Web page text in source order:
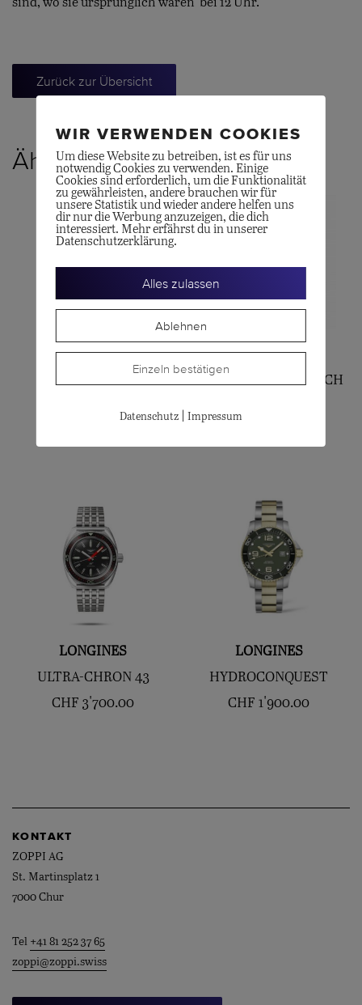
sind, wo sie ursprünglich waren  bei 12 Uhr.
Zurück zur Übersicht
Ähnliche Produkte
RADO
LONGINES
LEGEND DIVER WATCH
LONGINES
ULTRA-CHRON 43
CHF 3'700.00
LONGINES
HYDROCONQUEST
CHF 1'900.00
KONTAKT
ZOPPI AG
St. Martinsplatz 1
7000 Chur
Tel +41 81 252 37 65
zoppi@zoppi.swiss
WIR VERWENDEN COOKIES
Um diese Website zu betreiben, ist es für uns
notwendig Cookies zu verwenden. Einige
Cookies sind erforderlich, um die Funktionalität
zu gewährleisten, andere brauchen wir für
unsere Statistik und wieder andere helfen uns
dir nur die Werbung anzuzeigen, die dich
interessiert. Mehr erfährst du in unserer
Datenschutzerklärung.
Alles zulassen
Ablehnen
Einzeln bestätigen
Datenschutz| Impressum